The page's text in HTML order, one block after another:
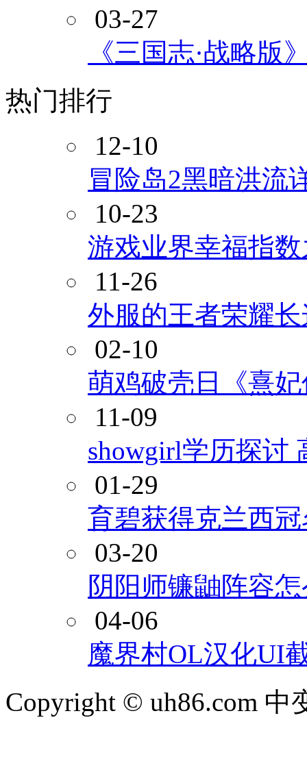
03-27
《三国志·战略版
热门排行
12-10
冒险岛2黑暗洪流
10-23
游戏业界幸福指
11-26
外服的王者荣耀
02-10
萌鸡破壳日《熹
11-09
showgirl学历探讨
01-29
育碧获得克兰西
03-20
阴阳师镰鼬阵容
04-06
魔界村OL汉化UI
Copyright © uh86.com